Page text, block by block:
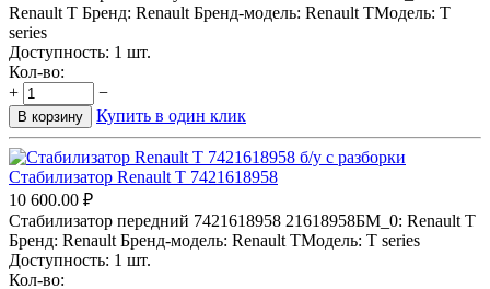
Renault T Бренд: Renault Бренд-модель: Renault TМодель: T
series
Доступность: 1 шт.
Кол-во:
+
−
В корзину Купить в один клик
Стабилизатор Renault T 7421618958
10 600.00 ₽
Стабилизатор передний 7421618958 21618958БМ_0: Renault T
Бренд: Renault Бренд-модель: Renault TМодель: T series
Доступность: 1 шт.
Кол-во: